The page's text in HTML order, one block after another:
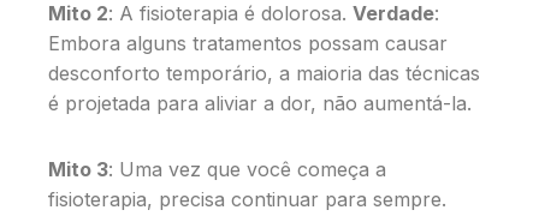
Mito 2: A fisioterapia é dolorosa. Verdade:
Embora alguns tratamentos possam causar
desconforto temporário, a maioria das técnicas
é projetada para aliviar a dor, não aumentá-la.
Mito 3: Uma vez que você começa a
fisioterapia, precisa continuar para sempre.